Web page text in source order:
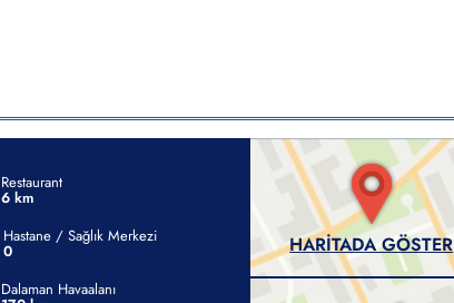
Restaurant
6 km
Hastane / Sağlık Merkezi
0
Dalaman Havaalanı
HARITADA GÖSTER